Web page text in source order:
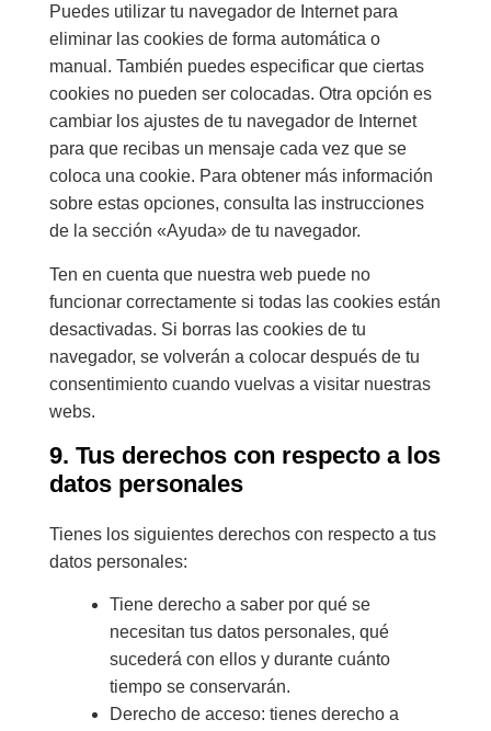
Puedes utilizar tu navegador de Internet para
eliminar las cookies de forma automática o
manual. También puedes especificar que ciertas
cookies no pueden ser colocadas. Otra opción es
cambiar los ajustes de tu navegador de Internet
para que recibas un mensaje cada vez que se
coloca una cookie. Para obtener más información
sobre estas opciones, consulta las instrucciones
de la sección «Ayuda» de tu navegador.
Ten en cuenta que nuestra web puede no
funcionar correctamente si todas las cookies están
desactivadas. Si borras las cookies de tu
navegador, se volverán a colocar después de tu
consentimiento cuando vuelvas a visitar nuestras
webs.
9. Tus derechos con respecto a los
datos personales
Tienes los siguientes derechos con respecto a tus
datos personales:
Tiene derecho a saber por qué se
necesitan tus datos personales, qué
sucederá con ellos y durante cuánto
tiempo se conservarán.
Derecho de acceso: tienes derecho a